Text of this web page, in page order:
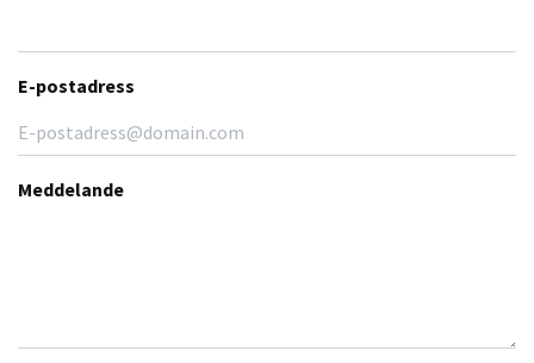
E-postadress
Meddelande